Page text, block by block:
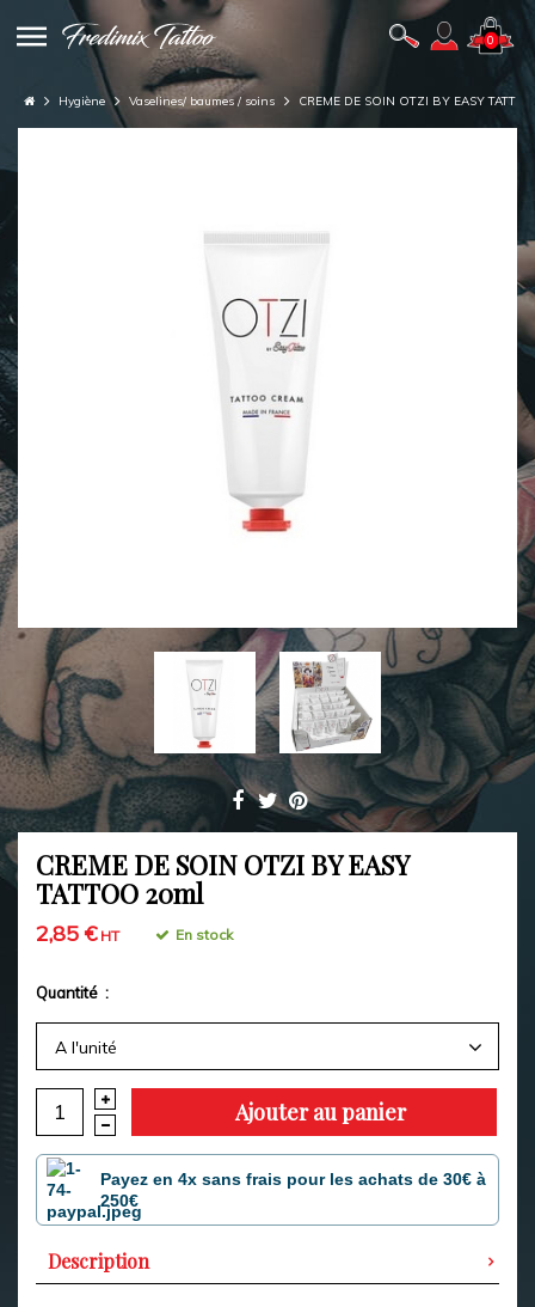
0
Hygiène Vaselines/ baumes / soins CREME DE SOIN OTZI BY EASY
CREME DE SOIN OTZI BY EASY
TATTOO 20ml
2,85 €HT En stock
Quantité :
A l'unité
Ajouter au panier
Payez en 4x sans frais pour les achats de 30€ à
250€
Description